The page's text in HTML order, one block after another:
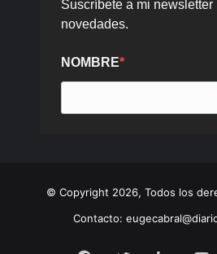
© Copyright 2026, Todos los
Contacto: